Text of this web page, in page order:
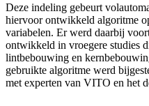
Deze indeling gebeurt
hiervoor ontwikkeld algoritme
variabelen. Er werd daarbij
ontwikkeld in vroegere studies
lintbebouwing en
gebruikte algoritme werd
met experten van VITO en het